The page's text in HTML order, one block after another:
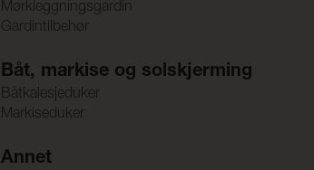
Mørkleggningsgardin
Gardintilbehør
Båt, markise og solskjerming
Båtkalesjeduker
Markiseduker
Annet